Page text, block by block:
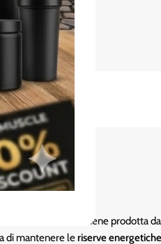
e L-metionina. Viene prodotta
di mantenere leriserve energetiche